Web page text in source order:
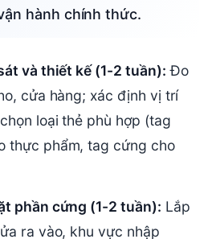
hành chính thức.
và thiết kế (1-2 tuần): Đo
cửa hàng; xác định vị trí
loại thẻ phù hợp (tag
thực phẩm, tag cứng cho
phần cứng (1-2 tuần): Lắp
ra vào, khu vực nhập